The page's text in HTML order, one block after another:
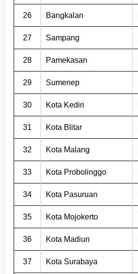
26 Bangkalan
27 Sampang
28 Pamekasan
29 Sumenep
30 Kota Kediri
31 Kota Blitar
32 Kota Malang
33 Kota Probolinggo
34 Kota Pasuruan
35 Kota Mojokerto
36 Kota Madiun
37 Kota Surabaya